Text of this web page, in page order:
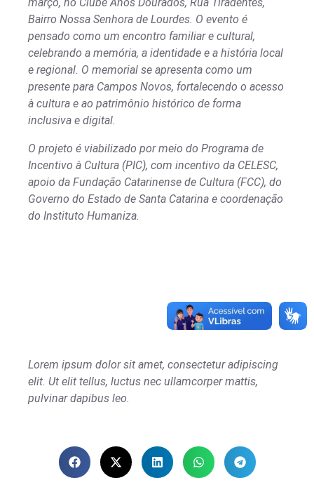
Bairro Nossa Senhora de Lourdes. O evento é
pensado como um encontro familiar e cultural,
celebrando a memória, a identidade e a história local
e regional. O memorial se apresenta como um
presente para Campos Novos, fortalecendo o acesso
à cultura e ao patrimônio histórico de forma
inclusiva e digital.
O projeto é viabilizado por meio do Programa de
Incentivo à Cultura (PIC), com incentivo da CELESC,
apoio da Fundação Catarinense de Cultura (FCC), do
Governo do Estado de Santa Catarina e coordenação
do Instituto Humaniza.
Lorem ipsum dolor sit amet, consectetur adipiscing
elit. Ut elit tellus, luctus nec ullamcorper mattis,
pulvinar dapibus leo.